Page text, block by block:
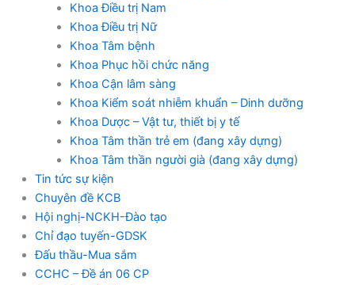
Khoa Điều trị Nam
Khoa Điều trị Nữ
Khoa Tâm bệnh
Khoa Phục hồi chức năng
Khoa Cận lâm sàng
Khoa Kiểm soát nhiễm khuẩn – Dinh dưỡng
Khoa Dược – Vật tư, thiết bị y tế
Khoa Tâm thần trẻ em (đang xây dựng)
Khoa Tâm thần người già (đang xây dựng)
Tin tức sự kiện
Chuyên đề KCB
Hội nghị-NCKH-Đào tạo
Chỉ đạo tuyến-GDSK
Đấu thầu-Mua sắm
CCHC – Đề án 06 CP